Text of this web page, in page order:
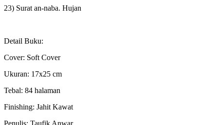
23) Surat an-naba. Hujan
Detail Buku:
Cover: Soft Cover
Ukuran: 17x25 cm
Tebal: 84 halaman
Finishing: Jahit Kawat
Penulis: Taufik Anwar